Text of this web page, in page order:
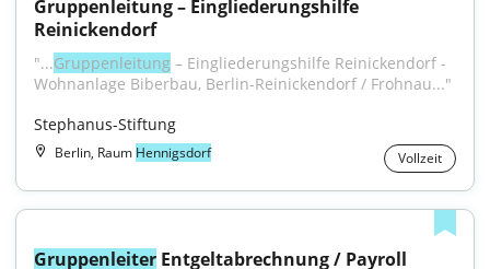
Gruppenleitung – Eingliederungshilfe
Reinickendorf
"...Gruppenleitung – Eingliederungshilfe Reinickendorf -
Wohnanlage Biberbau, Berlin-Reinickendorf / Frohnau..."
Stephanus-Stiftung
Berlin, Raum Hennigsdorf Vollzeit
Gruppenleiter Entgeltabrechnung / Payroll